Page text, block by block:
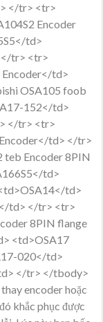
</tr> <tr>
Encoder
td>
tr> <tr>
td>
OSA105 foob
152</td>
</tr> <tr>
td> </tr>
teb Encoder 8PIN
td>
td>
td> </tr> <tr>
8PIN flange
<td>OSA17
020</td>
</tr> </tbody>
encoder hoặc
khắc phục được